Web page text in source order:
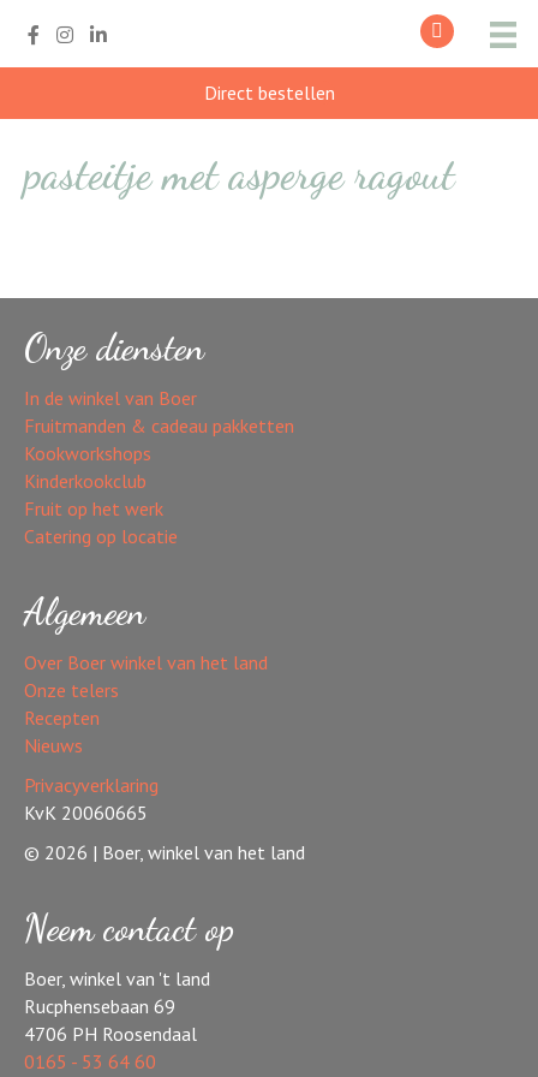
Direct bestellen
pasteitje met asperge ragout
Onze diensten
In de winkel van Boer
Fruitmanden & cadeau pakketten
Kookworkshops
Kinderkookclub
Fruit op het werk
Catering op locatie
Algemeen
Over Boer winkel van het land
Onze telers
Recepten
Nieuws
Privacyverklaring
KvK 20060665
© 2026 | Boer, winkel van het land
Neem contact op
Boer, winkel van 't land
Rucphensebaan 69
4706 PH Roosendaal
0165 - 53 64 60